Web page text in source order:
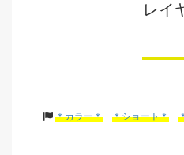
レイ
＊カラー＊ ＊ショート＊